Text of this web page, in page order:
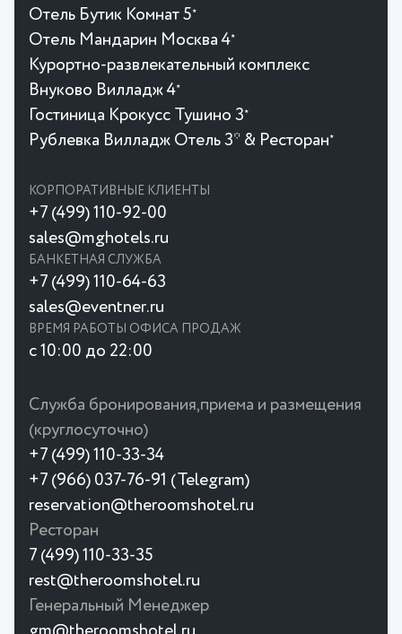
Отель Бутик Комнат 5★
Отель Мандарин Москва 4★
Курортно-развлекательный комплекс
Внуково Вилладж 4★
Гостиница Крокусc Тушино 3★
Рублевка Вилладж Отель 3* & Ресторан★
КОРПОРАТИВНЫЕ КЛИЕНТЫ
+7 (499) 110-92-00
sales@mghotels.ru
БАНКЕТНАЯ СЛУЖБА
+7 (499) 110-64-63
sales@eventner.ru
ВРЕМЯ РАБОТЫ ОФИСА ПРОДАЖ
с 10:00 до 22:00
Служба бронирования,приема и размещения
(круглосуточно)
+7 (499) 110-33-34
+7 (966) 037-76-91 (Telegram)
reservation@theroomshotel.ru
Ресторан
7 (499) 110-33-35
rest@theroomshotel.ru
Генеральный Менеджер